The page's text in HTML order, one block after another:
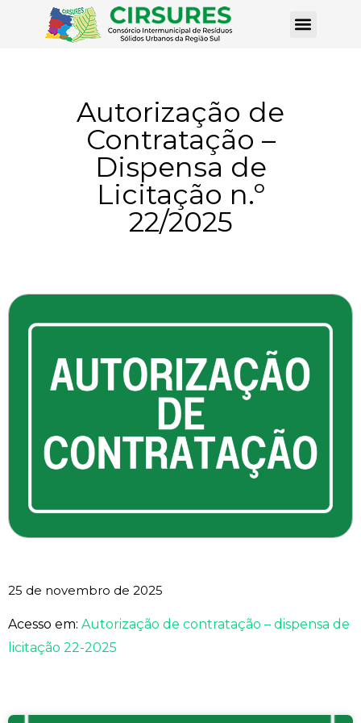
Autorização de
Contratação –
Dispensa de
Licitação n.º
22/2025
25 de novembro de 2025
Acesso em: Autorização de contratação – dispensa de
licitação 22-2025